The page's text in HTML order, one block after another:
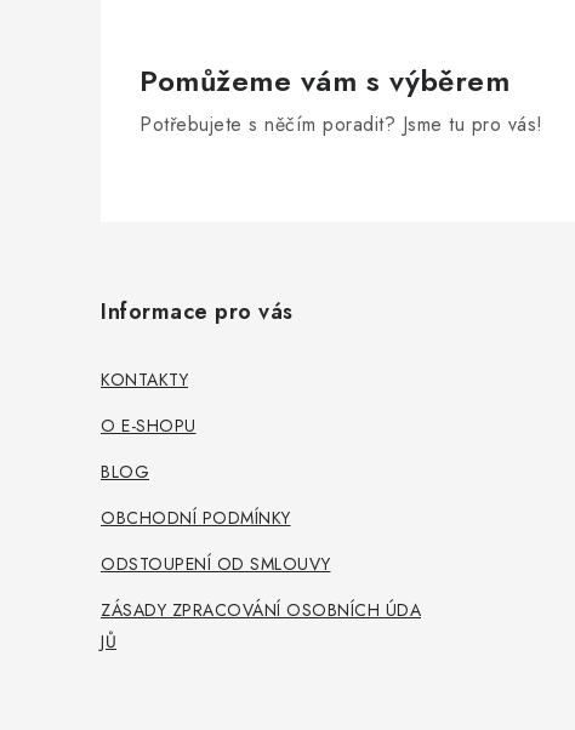
Pomůžeme vám s výběrem
Potřebujete s něčím poradit? Jsme tu pro vás!
Informace pro vás
KONTAKTY
O E-SHOPU
BLOG
OBCHODNÍ PODMÍNKY
ODSTOUPENÍ OD SMLOUVY
ZÁSADY ZPRACOVÁNÍ OSOBNÍCH ÚDA
JŮ